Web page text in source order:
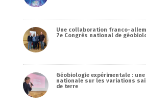
Une collaboration franco-
7e Congrès national de
Géobiologie expérimentale :
nationale sur les variations
de terre